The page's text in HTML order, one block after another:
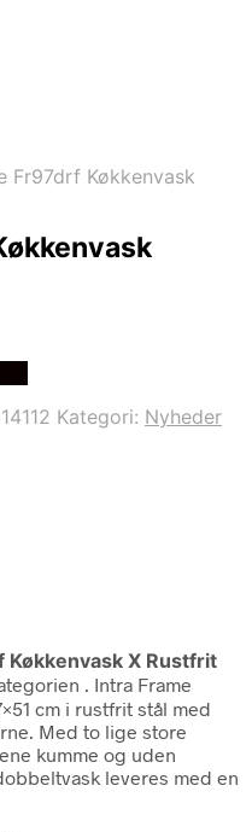
Fr97drf Køkkenvask
Kategori: Nyheder
Køkkenvask X Rustfrit
. Intra Frame
cm i rustfrit stål med
Med to lige store
kumme og uden
leveres med en